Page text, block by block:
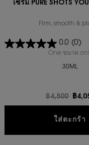
INSTANT MOISTURE
INSTANT
เซรั่ม PURE SHOTS
Firm, smooth &
0.0 (0)
One ขนาด
30ML
ราคาเก่า
฿4,500 ราคา
฿
ใส่ตะกร้า